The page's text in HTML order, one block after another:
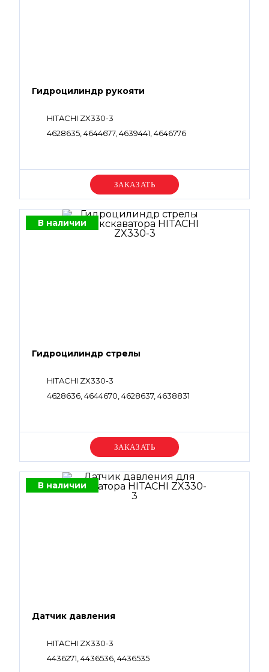
Гидроцилиндр рукояти
HITACHI ZX330-3
4628635, 4644677, 4639441, 4646776
Уточняйте цену
В наличии
Гидроцилиндр стрелы
HITACHI ZX330-3
4628636, 4644670, 4628637, 4638831
Уточняйте цену
В наличии
Датчик давления
HITACHI ZX330-3
4436271, 4436536, 4436535